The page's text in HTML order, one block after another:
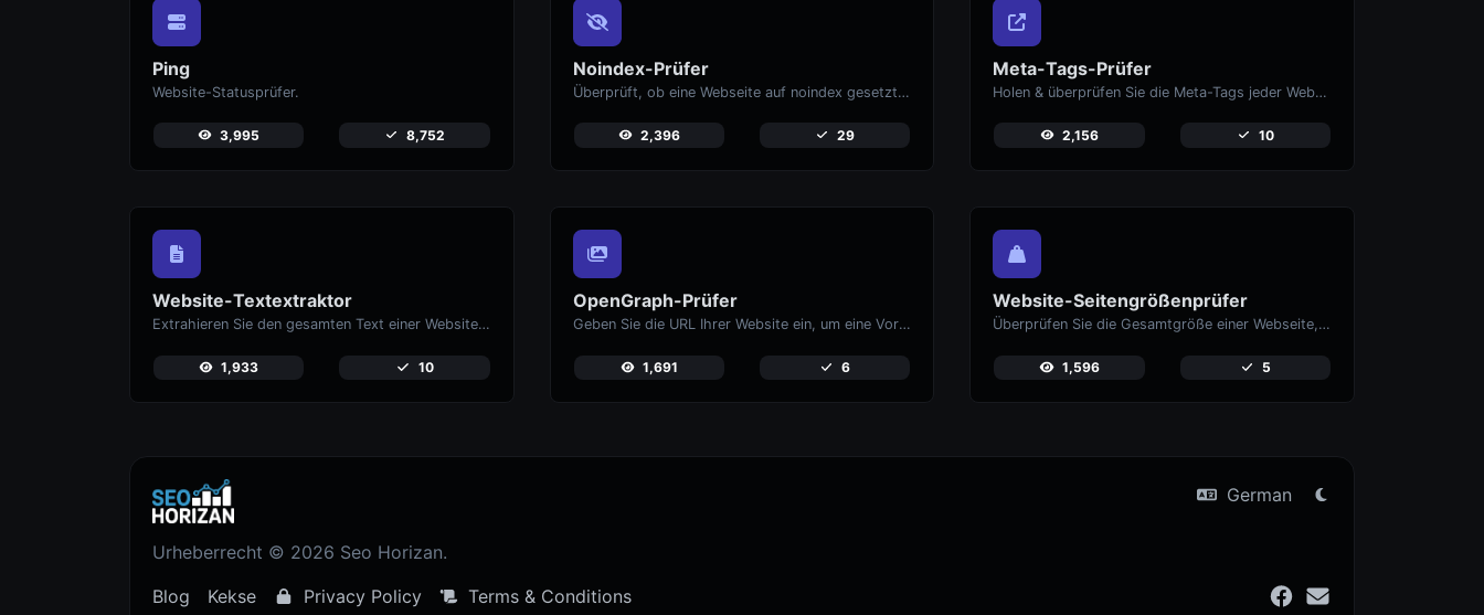
Ping
Website-Statusprüfer.
3,995 8,752
Noindex-Prüfer
Überprüft, ob eine Webseite auf noindex gesetzt ist, was verhindert, dass sie in Suchmaschinen erscheint.
2,396 29
Meta-Tags-Prüfer
Holen & überprüfen Sie die Meta-Tags jeder Website.
2,156 10
Website-Textextraktor
Extrahieren Sie den gesamten Text einer Website aus dem Quellcode der Seite.
1,933 10
OpenGraph-Prüfer
Geben Sie die URL Ihrer Website ein, um eine Vorschau darauf zu erhalten, wie Ihre Seiten aussehen, wenn sie auf sozialen Medien wie Facebook und X (Twitter) geteilt werden.
1,691 6
Website-Seitengrößenprüfer
Überprüfen Sie die Gesamtgröße einer Webseite, einschließlich aller Ressourcen, für die Leistungsanalyse.
1,596 5
Urheberrecht © 2026 Seo Horizan.
German
Blog Kekse Privacy Policy Terms & Conditions